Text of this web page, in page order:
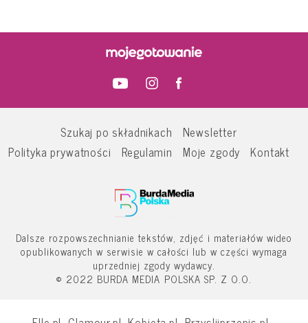
Szukaj po składnikach
Newsletter
Polityka prywatności
Regulamin Moje zgody Kontakt
Dalsze rozpowszechnianie tekstów, zdjęć i materiałów wideo
opublikowanych w serwisie w całości lub w części wymaga
uprzedniej zgody wydawcy.
© 2022 BURDA MEDIA POLSKA SP. Z O.O.